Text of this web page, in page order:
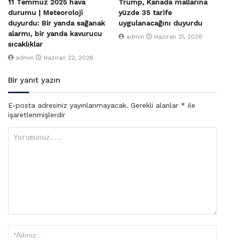
11 Temmuz 2025 hava
durumu | Meteoroloji
duyurdu: Bir yanda sağanak
alarmı, bir yanda kavurucu
sıcaklıklar
admin Haziran 22, 2026
Trump, Kanada mallarına
yüzde 35 tarife
uygulanacağını duyurdu
admin Haziran 21, 2026
Bir yanıt yazın
E-posta adresiniz yayınlanmayacak. Gerekli alanlar * ile
işaretlenmişlerdir